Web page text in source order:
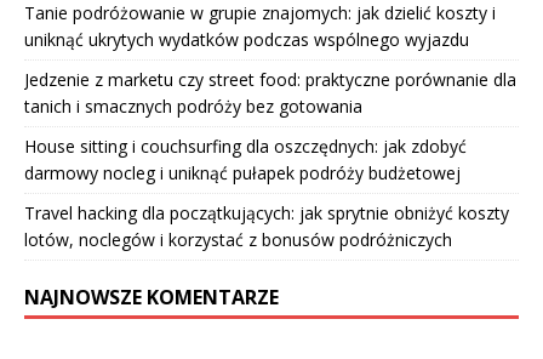
Tanie podróżowanie w grupie znajomych: jak dzielić koszty i
uniknąć ukrytych wydatków podczas wspólnego wyjazdu
Jedzenie z marketu czy street food: praktyczne porównanie dla
tanich i smacznych podróży bez gotowania
House sitting i couchsurfing dla oszczędnych: jak zdobyć
darmowy nocleg i uniknąć pułapek podróży budżetowej
Travel hacking dla początkujących: jak sprytnie obniżyć koszty
lotów, noclegów i korzystać z bonusów podróżniczych
NAJNOWSZE KOMENTARZE